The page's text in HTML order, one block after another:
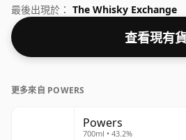
最後出現於： The Whisky Exchange
查看現有
更多來自 POWERS
Powers
700ml • 43.2%